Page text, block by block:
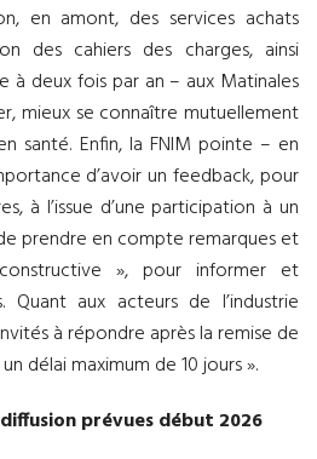
en amont, des services achats
des cahiers des charges, ainsi
à deux fois par an – aux Matinales
mieux se connaître mutuellement
santé. Enfin, la FNIM pointe – en
d’avoir un feedback, pour
à l’issue d’une participation à un
prendre en compte remarques et
», pour informer et
Quant aux acteurs de l’industrie
à répondre après la remise de
délai maximum de 10 jours ».
prévues début 2026